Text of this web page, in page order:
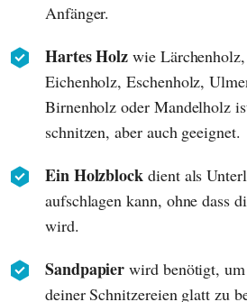
Anfänger.
Hartes Holz wie
Eichenholz, Eschenholz,
Birnenholz oder Mandelholz
schnitzen, aber auch geeignet.
Ein Holzblock dient als
aufschlagen kann, ohne dass
wird.
Sandpapier wird benötigt,
deiner Schnitzereien glatt zu